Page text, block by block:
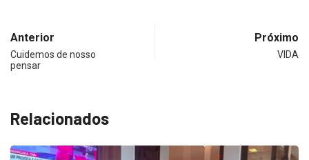
Anterior
Cuidemos de nosso
pensar
Próximo
VIDA
Relacionados